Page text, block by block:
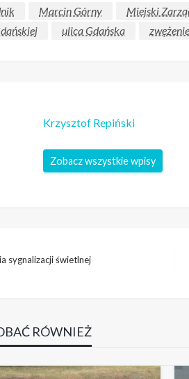
Marcin Górny Miejski
ulica Gdańska zwężenie
Krzysztof Repiński
Zobacz wszystkie wpisy
sygnalizacji świetlnej
RÓWNIEŻ